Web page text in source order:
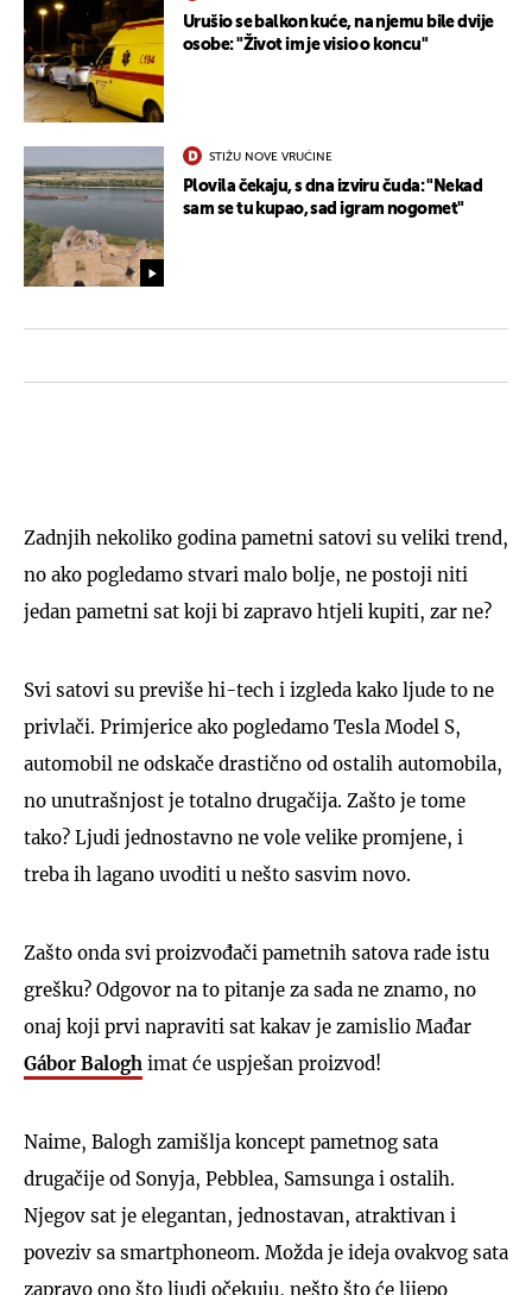
Urušio se balkon kuće, na njemu bile dvije
osobe: "Život im je visio o koncu"
STIŽU NOVE VRUĆINE
Plovila čekaju, s dna izviru čuda: "Nekad
sam se tu kupao, sad igram nogomet"
Zadnjih nekoliko godina pametni satovi su veliki trend,
no ako pogledamo stvari malo bolje, ne postoji niti
jedan pametni sat koji bi zapravo htjeli kupiti, zar ne?
Svi satovi su previše hi-tech i izgleda kako ljude to ne
privlači. Primjerice ako pogledamo Tesla Model S,
automobil ne odskače drastično od ostalih automobila,
no unutrašnjost je totalno drugačija. Zašto je tome
tako? Ljudi jednostavno ne vole velike promjene, i
treba ih lagano uvoditi u nešto sasvim novo.
Zašto onda svi proizvođači pametnih satova rade istu
grešku? Odgovor na to pitanje za sada ne znamo, no
onaj koji prvi napraviti sat kakav je zamislio Mađar
Gábor Balogh imat će uspješan proizvod!
Naime, Balogh zamišlja koncept pametnog sata
drugačije od Sonyja, Pebblea, Samsunga i ostalih.
Njegov sat je elegantan, jednostavan, atraktivan i
poveziv sa smartphoneom. Možda je ideja ovakvog sata
zapravo ono što ljudi očekuju, nešto što će lijepo